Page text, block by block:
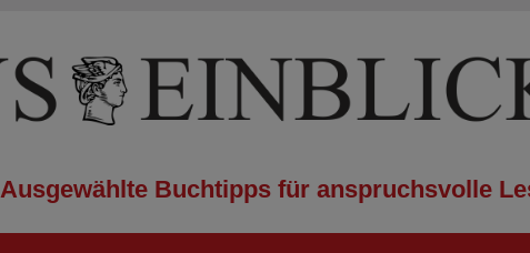
Ausgewählte Buchtipps für anspruchsvolle